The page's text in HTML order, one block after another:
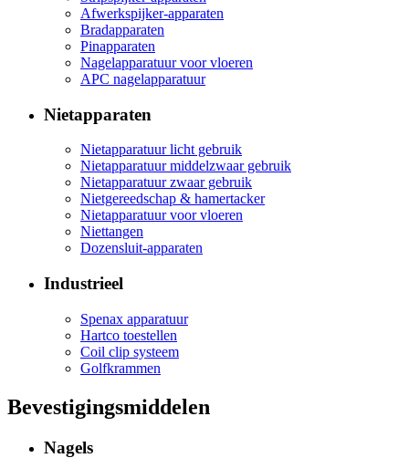
Afwerkspijker-apparaten
Bradapparaten
Pinapparaten
Nagelapparatuur voor vloeren
APC nagelapparatuur
Nietapparaten
Nietapparatuur licht gebruik
Nietapparatuur middelzwaar gebruik
Nietapparatuur zwaar gebruik
Nietgereedschap & hamertacker
Nietapparatuur voor vloeren
Niettangen
Dozensluit-apparaten
Industrieel
Spenax apparatuur
Hartco toestellen
Coil clip systeem
Golfkrammen
Bevestigingsmiddelen
Nagels